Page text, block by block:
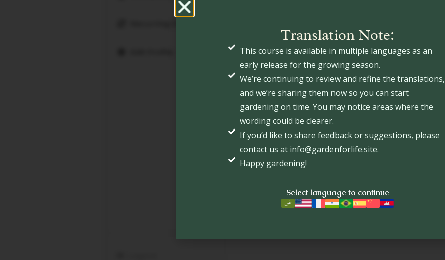
Translation Note:
This course is available in multiple languages as an
early release for the growing season.
We’re continuing to review and refine the translations,
and we’re sharing them now so you can start
gardening on time. You may notice areas where the
wording could be clearer.
If you’d like to share feedback or suggestions, please
contact us at info@gardenforlife.site.
Happy gardening!
Select language to continue